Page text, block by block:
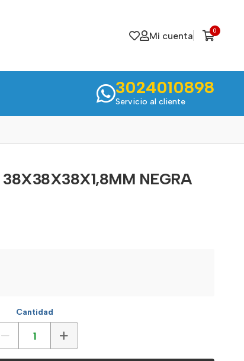
Mi cuenta 0
3024010898
Servicio al cliente
NEGRA
Cantidad